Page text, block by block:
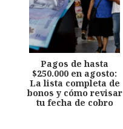
Pagos de hasta
$250.000 en agosto:
La lista completa de
bonos y cómo revisar
tu fecha de cobro